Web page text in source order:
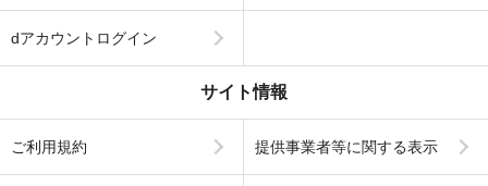
dアカウントログイン
サイト情報
ご利用規約 提供事業者等に関する表示